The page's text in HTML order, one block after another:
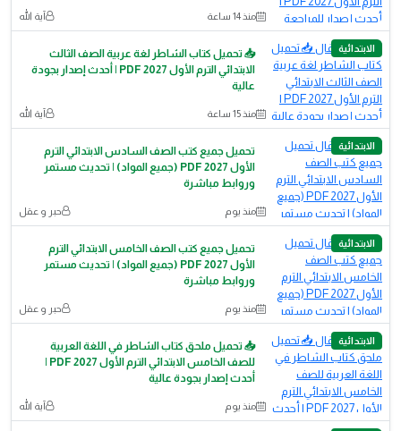
منذ 14 ساعة آية الله
الابتدائية
📥 تحميل كتاب الشاطر لغة عربية الصف الثالث
الابتدائي الترم الأول 2027 PDF | أحدث إصدار بجودة
عالية
منذ 15 ساعة آية الله
الابتدائية
تحميل جميع كتب الصف السادس الابتدائي الترم
الأول 2027 PDF (جميع المواد) | تحديث مستمر
وروابط مباشرة
منذ يوم حبر و عقل
الابتدائية
تحميل جميع كتب الصف الخامس الابتدائي الترم
الأول 2027 PDF (جميع المواد) | تحديث مستمر
وروابط مباشرة
منذ يوم حبر و عقل
الابتدائية
📥 تحميل ملحق كتاب الشاطر في اللغة العربية
أحدث إصدار بجودة عالية
منذ يوم آية الله